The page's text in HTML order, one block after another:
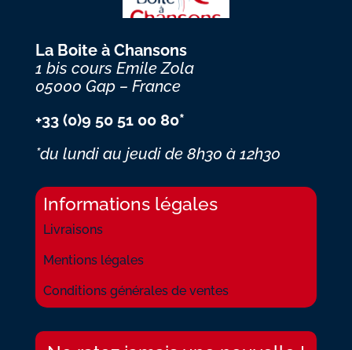
La Boite à Chansons
1 bis cours Emile Zola
05000 Gap – France
+33 (0)9 50 51 00 80*
*du lundi au jeudi de 8h30 à 12h30
Informations légales
Livraisons
Mentions légales
Conditions générales de ventes